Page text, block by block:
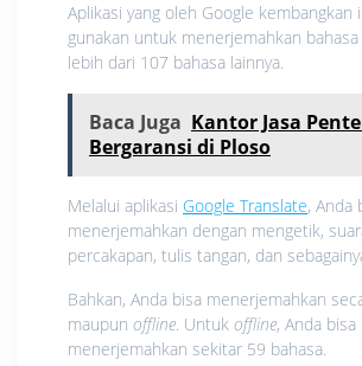
Aplikasi yang oleh Google kembangkan
gunakan untuk menerjemahkan bahasa
lebih dari 107 bahasa lainnya.
Baca Juga Kantor Jasa
Bergaransi di Ploso
Melalui aplikasi Google Translate, Anda
menerjemahkan dengan mengetik,
percakapan, tulis tangan, dan
Bahkan, Anda bisa menerjemahkan
maupun offline. Untuk offline, Anda bisa
menerjemahkan sekitar 59 bahasa.